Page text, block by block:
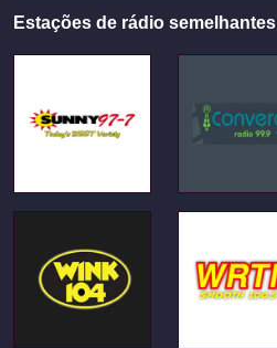
Estações de rádio semelhantes